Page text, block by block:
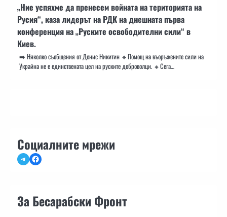
„Ние успяхме да пренесем войната на територията на
Русия“, каза лидерът на РДК на днешната първа
конференция на „Руските освободителни сили“ в
Киев.
➡️ Няколко съобщения от Денис Никитин 🔸Помощ на въоръжените сили на
Украйна не е единствената цел на руските доброволци. 🔸Сега…
Социалните мрежи
TelegramFacebook
За Бесарабски Фронт